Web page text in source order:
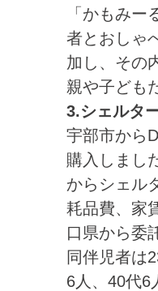
「かもみ
者とおしゃ
加し、その
親や子ども
3.シェルタ
宇部市から
購入しまし
からシェル
耗品費、家
口県から委
同伴児者は
6人、40代6